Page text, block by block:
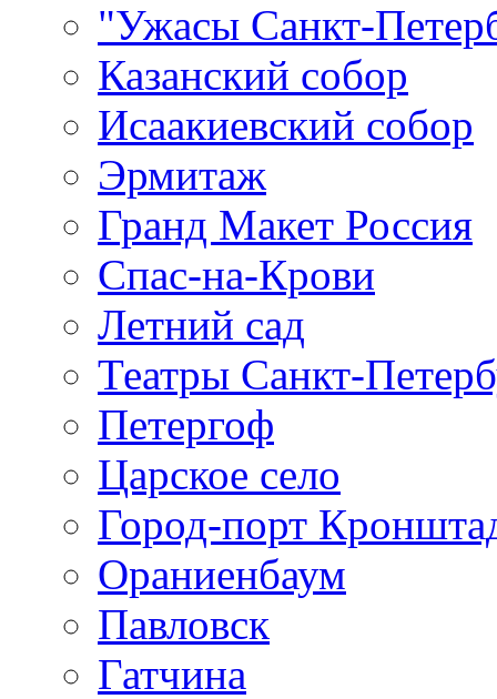
"Ужасы Санкт-
Казанский собор
Исаакиевский собор
Эрмитаж
Гранд Макет Россия
Спас-на-Крови
Летний сад
Театры Санкт-
Петергоф
Царское село
Город-порт
Ораниенбаум
Павловск
Гатчина